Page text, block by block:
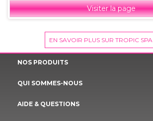
Visiter la page
EN SAVOIR PLUS SUR TROPIC SPA
NOS PRODUITS
QUI SOMMES-NOUS
AIDE & QUESTIONS